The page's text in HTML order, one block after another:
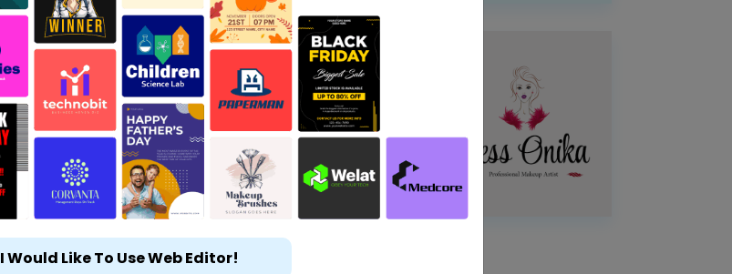
I Would Like To Use Web Editor!